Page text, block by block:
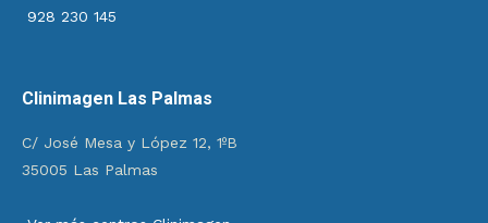
928 230 145
Clinimagen Las Palmas
C/ José Mesa y López 12, 1ºB
35005 Las Palmas